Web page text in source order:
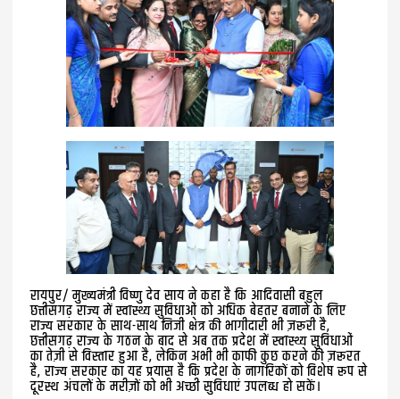
रायपुर/ मुख्यमंत्री विष्णु देव साय ने कहा है कि आदिवासी बहुल
छत्तीसगढ़ राज्य में स्वास्थ्य सुविधाओं को अधिक बेहतर बनाने के लिए
राज्य सरकार के साथ-साथ निजी क्षेत्र की भागीदारी भी ज़रूरी है,
छत्तीसगढ़ राज्य के गठन के बाद से अब तक प्रदेश में स्वास्थ्य सुविधाओं
का तेज़ी से विस्तार हुआ है, लेकिन अभी भी काफी कुछ करने की ज़रूरत
है, राज्य सरकार का यह प्रयास है कि प्रदेश के नागरिकों को विशेष रूप से
दूरस्थ अंचलों के मरीज़ों को भी अच्छी सुविधाएं उपलब्ध हो सकें।